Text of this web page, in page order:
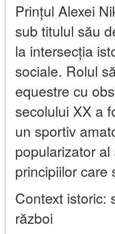
Prințul Alexei
sub titulul său
la intersecția
sociale. Rolul
equestre cu
secolului XX a
un sportiv
popularizatoral
principiilor care
Context istoric:
război